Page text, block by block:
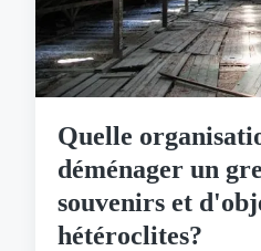
Quelle
déménager un
souvenirs et
hétéroclites?